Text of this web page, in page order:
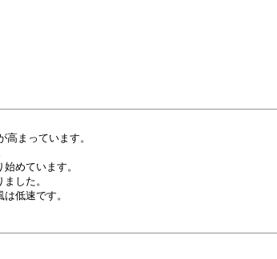
まっています。
めています。
した。
低速です。